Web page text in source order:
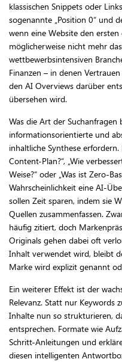
klassischen Snippets oder
sogenannte „Position 0“ und
wenn eine Website den
möglicherweise nicht mehr
wettbewerbsintensiven
Finanzen – in denen
den AI Overviews darüber
übersehen wird.
Was die Art der Suchanfragen
informationsorientierte und
inhaltliche Synthese
Content-Plan?“, „Wie
Weise?“ oder „Was ist Zero-
Wahrscheinlichkeit eine AI-
sollen Zeit sparen, indem sie
Quellen zusammenfassen.
häufig zitiert, doch
Originals gehen dabei oft
Inhalt verwendet wird, bleibt
Marke wird explizit genannt
Ein weiterer Effekt ist der
Relevanz. Statt nur Keywords
Inhalte nun so strukturieren,
entsprechen. Formate wie
Schritt-Anleitungen und
diesen intelligenten